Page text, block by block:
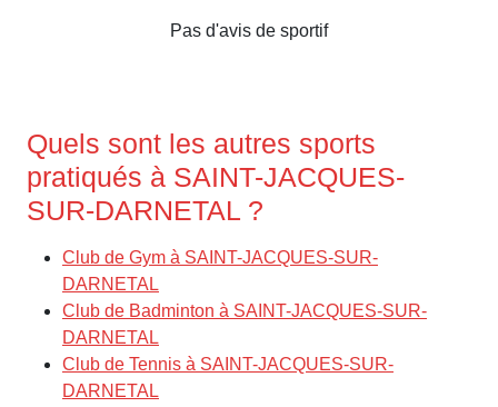
Pas d'avis de sportif
Quels sont les autres sports
pratiqués à SAINT-JACQUES-
SUR-DARNETAL ?
Club de Gym à SAINT-JACQUES-SUR-
DARNETAL
Club de Badminton à SAINT-JACQUES-SUR-
DARNETAL
Club de Tennis à SAINT-JACQUES-SUR-
DARNETAL